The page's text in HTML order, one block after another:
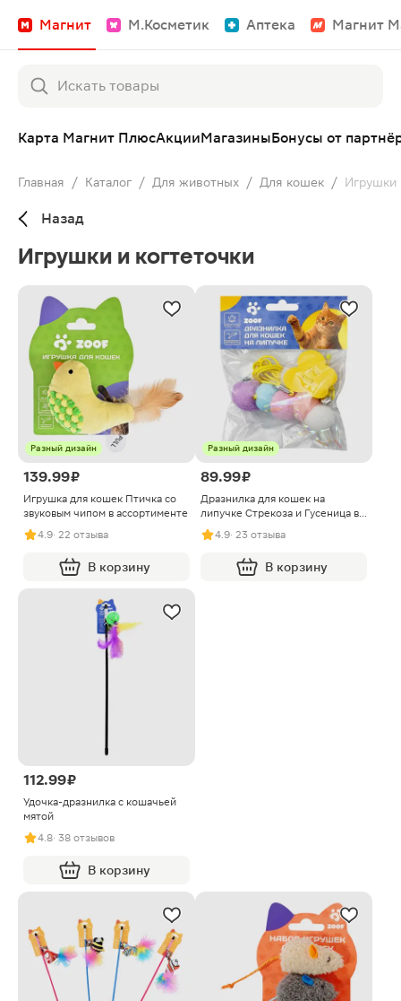
Магнит М.Косметик Аптека Магнит
Карта Магнит ПлюсАкцииМагазиныБонусы от
Главная / Каталог / Для животных / Для кошек / Игрушки
Назад
Игрушки и когтеточки
Разный дизайн
139.99 ₽
Игрушка для кошек Птичка со
звуковым чипом в ассортименте
4.9· 22 отзыва
В корзину
Разный дизайн
89.99 ₽
Дразнилка для кошек на
липучке Стрекоза и Гусеница в
ассортименте
4.9· 23 отзыва
В корзину
112.99 ₽
Удочка-дразнилка с кошачьей
мятой
4.8· 38 отзывов
В корзину